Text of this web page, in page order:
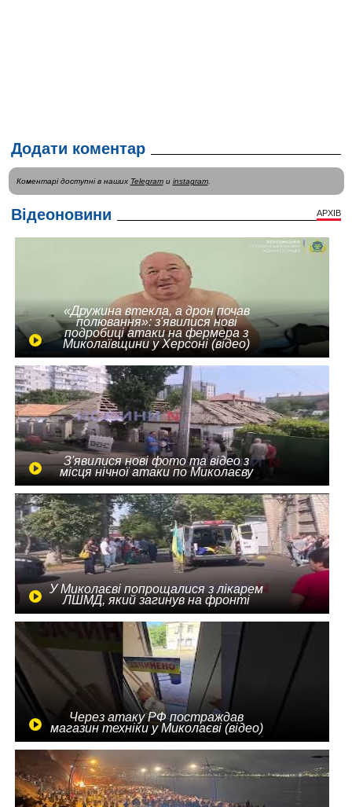
Додати коментар
Коментарі доступні в наших Telegramи instagram.
Відеоновини АРХІВ
«Дружина втекла, а дрон почав
полювання»: з'явилися нові
подробиці атаки на фермера з
Миколаївщини у Херсоні (відео)
З'явилися нові фото та відео з
місця нічної атаки по Миколаєву
У Миколаєві попрощалися з лікарем
ЛШМД, який загинув на фронті
Через атаку РФ постраждав
магазин техніки у Миколаєві (відео)